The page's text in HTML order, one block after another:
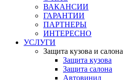
ВАКАНСИИ
ГАРАНТИИ
ПАРТНЕРЫ
ИНТЕРЕСНО
УСЛУГИ
Защита кузова и салона
Защита кузова
Защита салона
Автовинил